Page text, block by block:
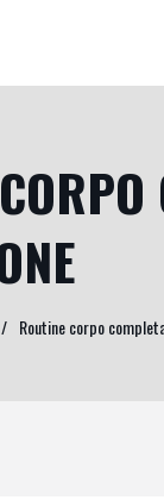
Routine corpo